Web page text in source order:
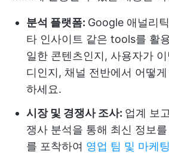
분석 플랫폼: Google 애널리
타 인사이트 같은 tools를 활
일한 콘텐츠인지, 사용자가
디인지, 채널 전반에서 어떻
하세요.
시장 및 경쟁사 조사: 업계 보
쟁사 분석을 통해 최신 정보
를 포착하여 영업 팀 및 마케